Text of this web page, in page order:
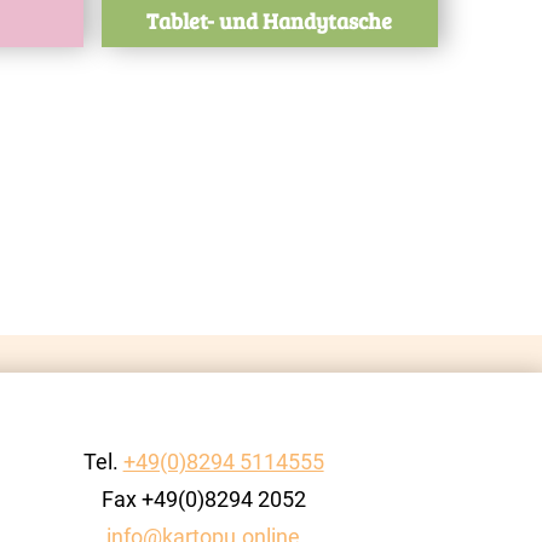
Tablet- und Handytasche
Tel. +49(0)8294 5114555
Fax +49(0)8294 2052
info@kartopu.online